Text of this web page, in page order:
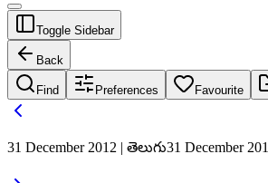
Toggle Sidebar
Back
Find Preferences Favourite
31 December 2012 | తెలుగు31 December